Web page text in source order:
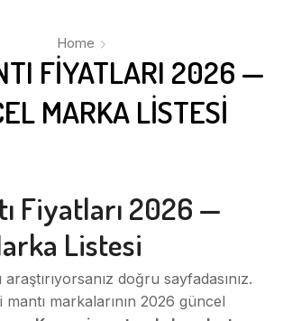
Home
FIYATLARI 2026 —
MARKA LISTESI
Fiyatları 2026 —
Listesi
araştırıyorsanız doğru sayfadasınız.
mantı markalarının 2026 güncel